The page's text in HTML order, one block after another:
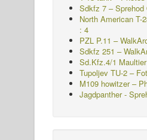
Sdkfz 7 – Sprehod
North American T-
: 4
PZL P.11 –
Sdkfz 251 –
Sd.Kfz.4/1
Tupoljev TU-2 –
M109 howitzer –
Jagdpanther -